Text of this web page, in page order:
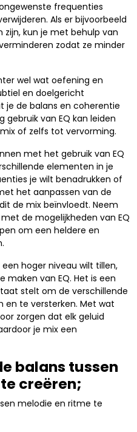
frequenties
Als er bijvoorbeeld
kun je met behulp van
zodat ze minder
wel wat oefening en
en doelgericht
je de balans en coherentie
van EQ kan leiden
of zelfs tot vervorming.
met het gebruik van EQ
elementen in je
je wilt benadrukken of
het aanpassen van de
de mix beïnvloedt. Neem
de mogelijkheden van EQ
om een heldere en
hoger niveau wilt tillen,
van EQ. Het is een
stelt om de verschillende
en te versterken. Met wat
zorgen dat elk geluid
je mix een
balans tussen
creëren;
melodie en ritme te